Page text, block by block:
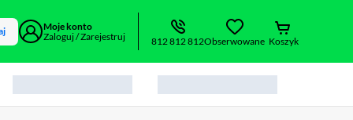
Moje konto
Zaloguj / Zarejestruj
812 812 812Obserwowane Koszyk